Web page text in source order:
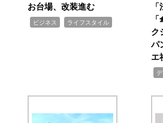
お台場、改装進む
ビジネス ライフスタイル
ク
パ
エ